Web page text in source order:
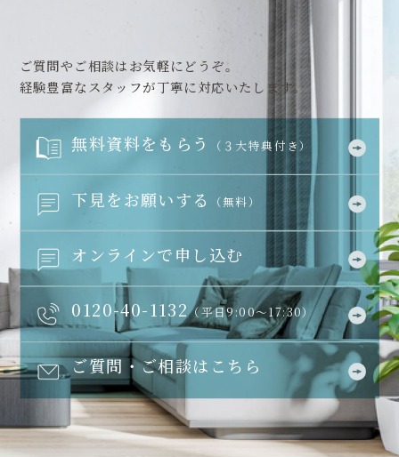
ご質問やご相談はお気軽にどうぞ。
経験豊富なスタッフが丁寧に対応いたします。
無料資料をもらう （３大特典付き）
下見をお願いする （無料）
オンラインで申し込む
0120-40-1132（平日9:00～17:30）
ご質問・ご相談はこちら